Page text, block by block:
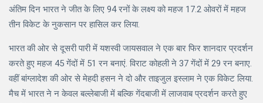
अंतिम दिन भारत ने जीत के लिए 94 रनों के लक्ष्य को महज 17.2 ओवरों में महज
तीन विकेट के नुकसान पर हासिल कर लिया.
भारत की ओर से दूसरी पारी में यशस्वी जायसवाल ने एक बार फिर शानदार प्रदर्शन
करते हुए महज 45 गेंदों में 51 रन बनाएं. विराट कोहली ने 37 गेंदों में 29 रन बनाए.
वहीं बांग्लादेश की ओर से मेहदी हसन ने दो और ताइजुल इस्लाम ने एक विकेट लिया.
मैच में भारत ने न केवल बल्लेबाजी में बल्कि गेंदबाजी में लाजवाब प्रदर्शन करते हुए